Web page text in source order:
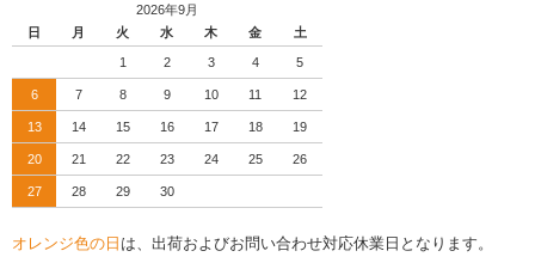
2026年9月
日
月 火 水 木 金 土
1 2 3 4 5
6 7 8 9 10 11 12
13 14 15 16 17 18 19
20 21 22 23 24 25 26
27 28 29 30
オレンジ色の日 は、出荷およびお問い合わせ対応休業日となります。